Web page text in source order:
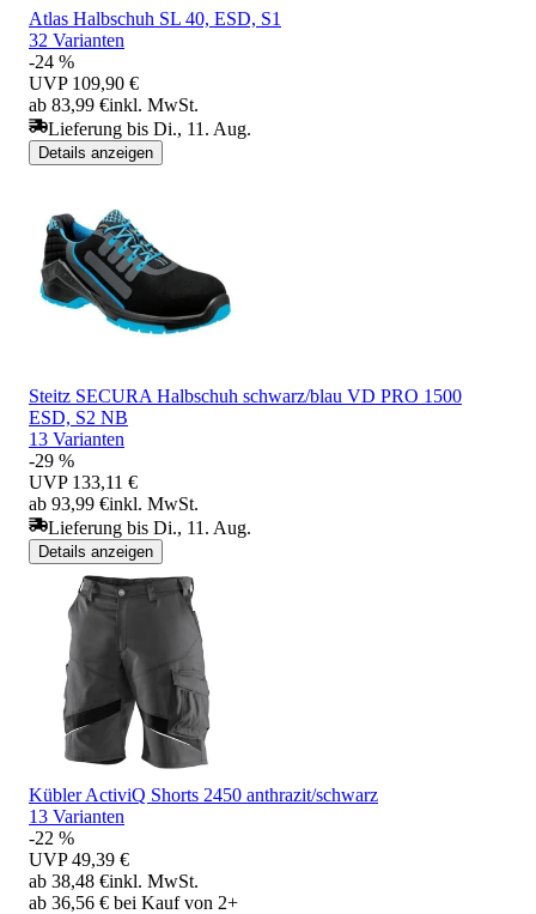
Atlas Halbschuh SL 40, ESD, S1
32 Varianten
-24 %
UVP 109,90 €
ab 83,99 €inkl. MwSt.
Lieferung bis Di., 11. Aug.
Details anzeigen
Steitz SECURA Halbschuh schwarz/blau VD PRO 1500
ESD, S2 NB
13 Varianten
-29 %
UVP 133,11 €
ab 93,99 €inkl. MwSt.
Lieferung bis Di., 11. Aug.
Details anzeigen
Kübler ActiviQ Shorts 2450 anthrazit/schwarz
13 Varianten
-22 %
UVP 49,39 €
ab 38,48 €inkl. MwSt.
ab 36,56 € bei Kauf von 2+